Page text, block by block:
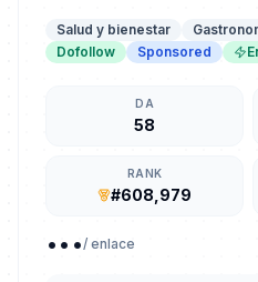
Salud y bienestar
Dofollow
Sponsored
DA
58
RANK
#608,979
.../ enlace